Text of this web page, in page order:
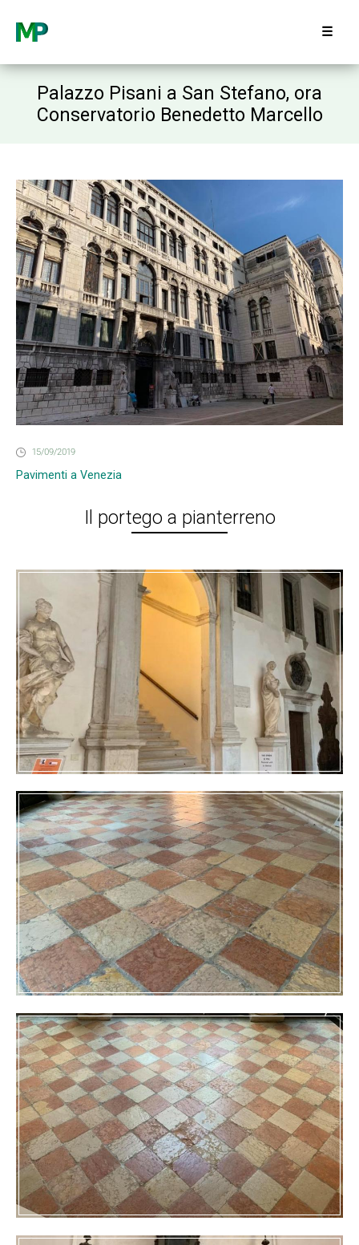
☰
Palazzo Pisani a San Stefano, ora
Conservatorio Benedetto Marcello
15/09/2019
Pavimenti a Venezia
Il portego a pianterreno